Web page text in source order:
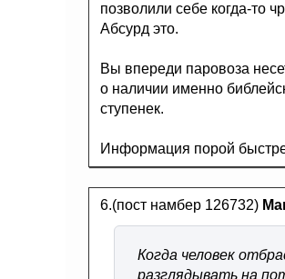
позволили себе когда-то
Абсурд это.
Вы впереди паровоза
о наличии именно
ступенек.
Информация порой
6.(пост намбер 126732)
Когда человек
разглядывать на